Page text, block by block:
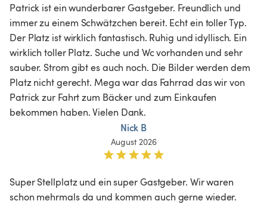
Patrick ist ein wunderbarer Gastgeber. Freundlich und
immer zu einem Schwätzchen bereit. Echt ein toller Typ.
Der Platz ist wirklich fantastisch. Ruhig und idyllisch. Ein
wirklich toller Platz. Suche und Wc vorhanden und sehr
sauber. Strom gibt es auch noch. Die Bilder werden dem
Platz nicht gerecht. Mega war das Fahrrad das wir von
Patrick zur Fahrt zum Bäcker und zum Einkaufen
bekommen haben. Vielen Dank.
Nick B
August 2026
Super Stellplatz und ein super Gastgeber. Wir waren
schon mehrmals da und kommen auch gerne wieder.